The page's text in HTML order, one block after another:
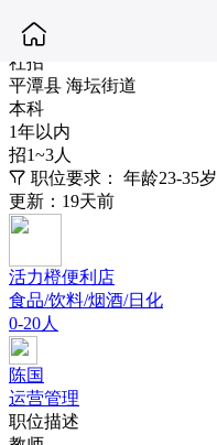
语文教师
5-8K
社招
平潭县 海坛街道
本科
1年以内
招1~3人
职位要求：
年龄23-35岁
更新：19天前
活力橙便利店
食品/饮料/烟酒/日化
0-20人
陈国
运营管理
职位描述